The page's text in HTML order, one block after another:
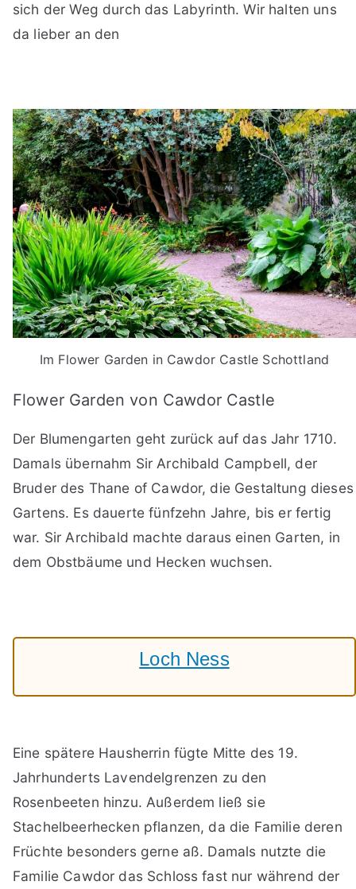
sich der Weg durch das Labyrinth. Wir halten uns
da lieber an den
Im Flower Garden in Cawdor Castle Schottland
Flower Garden von Cawdor Castle
Der Blumengarten geht zurück auf das Jahr 1710.
Damals übernahm Sir Archibald Campbell, der
Bruder des Thane of Cawdor, die Gestaltung dieses
Gartens. Es dauerte fünfzehn Jahre, bis er fertig
war. Sir Archibald machte daraus einen Garten, in
dem Obstbäume und Hecken wuchsen.
Loch Ness
Eine spätere Hausherrin fügte Mitte des 19.
Jahrhunderts Lavendelgrenzen zu den
Rosenbeeten hinzu. Außerdem ließ sie
Stachelbeerhecken pflanzen, da die Familie deren
Früchte besonders gerne aß. Damals nutzte die
Familie Cawdor das Schloss fast nur während der